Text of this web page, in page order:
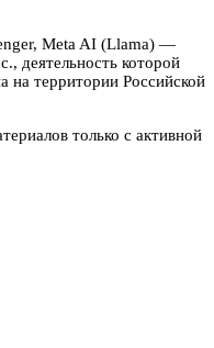
Meta AI (Llama) —
деятельность которой
на территории Российской
только с активной